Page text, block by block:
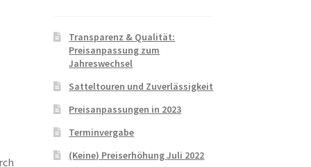
Transparenz & Qualität:
Preisanpassung zum
Jahreswechsel
Satteltouren und Zuverlässigkeit
Preisanpassungen in 2023
Terminvergabe
(Keine) Preiserhöhung Juli 2022